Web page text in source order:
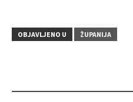
OBJAVLJENO U ŽUPANIJA